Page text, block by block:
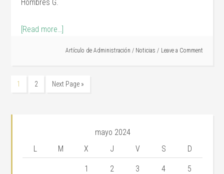
Hombres G.
[Read more…]
Artículo de Administración / Noticias Leave a Comment
1 2 Next Page »
mayo 2024
L
M X J V S D
1 2 3 4 5